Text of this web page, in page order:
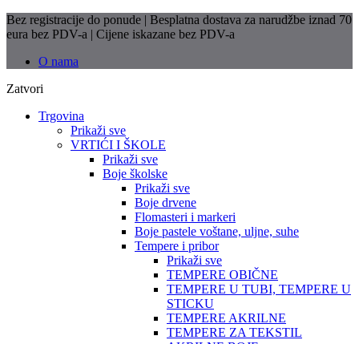
Bez registracije do ponude | Besplatna dostava za narudžbe iznad 70
eura bez PDV-a | Cijene iskazane bez PDV-a
O nama
Zatvori
Trgovina
Prikaži sve
VRTIĆI I ŠKOLE
Prikaži sve
Boje školske
Prikaži sve
Boje drvene
Flomasteri i markeri
Boje pastele voštane, uljne, suhe
Tempere i pribor
Prikaži sve
TEMPERE OBIČNE
TEMPERE U TUBI, TEMPERE U
STICKU
TEMPERE AKRILNE
TEMPERE ZA TEKSTIL